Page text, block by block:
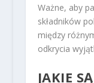
Ważne, aby
składników
między
odkrycia
JAKIE